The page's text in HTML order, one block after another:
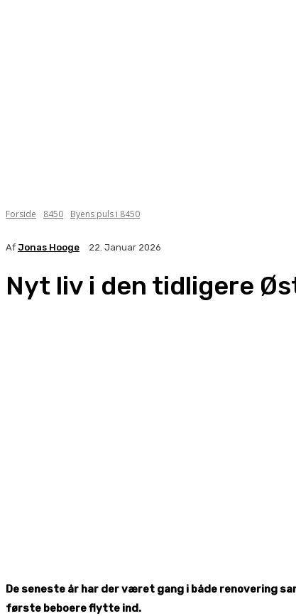
Forside 8450 Byens puls i 8450
Af Jonas Hooge 22. Januar 2026
Nyt liv i den tidligere
De seneste år har der været gang i både renovering
første beboere flytte ind.